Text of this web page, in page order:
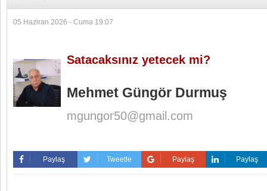
05 Haziran 2026 - Cuma 19:07
Satacaksınız yetecek mi?
Mehmet Güngör Durmuş
mgungor50@gmail.com
Paylaş Tweetle Paylaş Paylaş